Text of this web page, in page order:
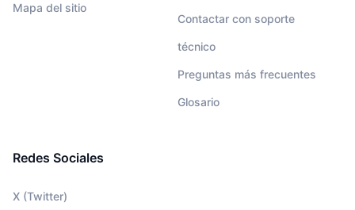
Mapa del sitio
Contactar con soporte
técnico
Preguntas más frecuentes
Glosario
Redes Sociales
X (Twitter)